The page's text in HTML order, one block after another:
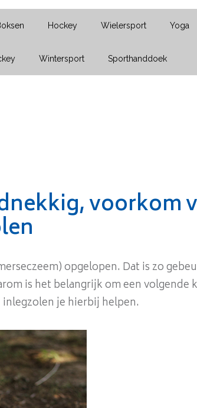
Hockey Wielersport Yoga
Wintersport Sporthanddoek
voorkom
opgelopen. Dat is zo
is het belangrijk om een volgende
je hierbij helpen.